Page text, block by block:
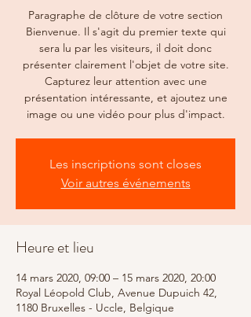
Paragraphe de clôture de votre section
Bienvenue. Il s'agit du premier texte qui
sera lu par les visiteurs, il doit donc
présenter clairement l'objet de votre site.
Capturez leur attention avec une
présentation intéressante, et ajoutez une
image ou une vidéo pour plus d'impact.
Les inscriptions sont closes
Voir autres événements
Heure et lieu
14 mars 2020, 09:00 – 15 mars 2020, 20:00
Royal Léopold Club, Avenue Dupuich 42,
1180 Bruxelles - Uccle, Belgique